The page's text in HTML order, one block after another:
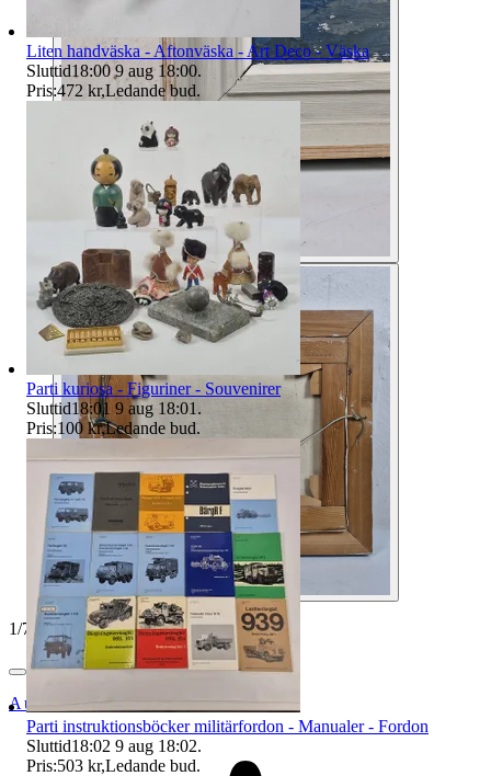
1/7
Auktionsbyra
Liten handväska - Aftonväska - Art Deco - Väska
Sluttid18:00 9 aug 18:00.
Pris:472 kr,Ledande bud.
Parti kuriosa - Figuriner - Souvenirer
Sluttid18:01 9 aug 18:01 .
Pris:100 kr,Ledande bud.
Parti instruktionsböcker militärfordon - Manualer - Fordon
Sluttid18:02 9 aug 18:02.
Pris:503 kr,Ledande bud.